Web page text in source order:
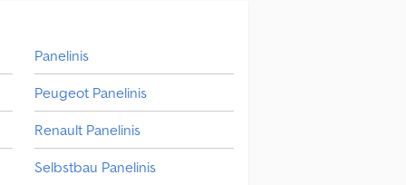
Panelinis
Peugeot Panelinis
Renault Panelinis
Selbstbau Panelinis